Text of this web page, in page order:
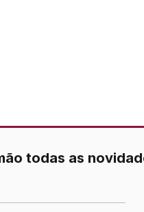
todas as